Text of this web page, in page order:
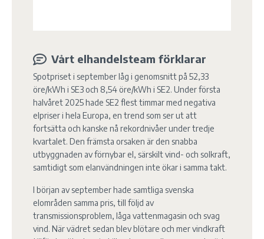
Vårt elhandelsteam förklarar
Spotpriset i september låg i genomsnitt på 52,33
öre/kWh i SE3 och 8,54 öre/kWh i SE2. Under första
halvåret 2025 hade SE2 flest timmar med negativa
elpriser i hela Europa, en trend som ser ut att
fortsätta och kanske nå rekordnivåer under tredje
kvartalet. Den främsta orsaken är den snabba
utbyggnaden av förnybar el, särskilt vind- och solkraft,
samtidigt som elanvändningen inte ökar i samma takt.
I början av september hade samtliga svenska
elområden samma pris, till följd av
transmissionsproblem, låga vattenmagasin och svag
vind. När vädret sedan blev blötare och mer vindkraft